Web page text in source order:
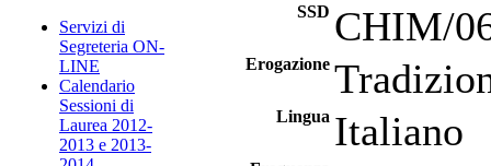
Servizi di
Segreteria ON-
LINE
Calendario
Sessioni di
Laurea 2012-
2013 e 2013-
SSD CHIM/
Erogazione
Lingua Italiano